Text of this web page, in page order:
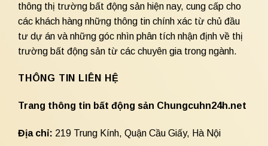
thông thị trường bất động sản hiện nay, cung cấp cho
các khách hàng những thông tin chính xác từ chủ đầu
tư dự án và những góc nhìn phân tích nhận định về thị
trường bất động sản từ các chuyên gia trong ngành.
THÔNG TIN LIÊN HỆ
Trang thông tin bất động sản Chungcuhn24h.net
Địa chỉ: 219 Trung Kính, Quận Cầu Giấy, Hà Nội